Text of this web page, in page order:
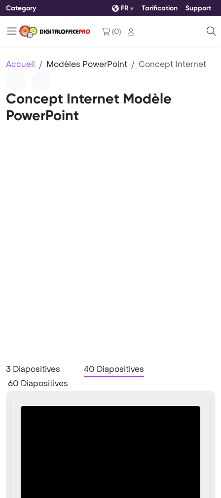
Category FR Tarification Support
(0)
Accueil Modèles PowerPoint Concept Internet
Concept Internet Modèle
PowerPoint
3 Diapositives
40 Diapositives
60 Diapositives